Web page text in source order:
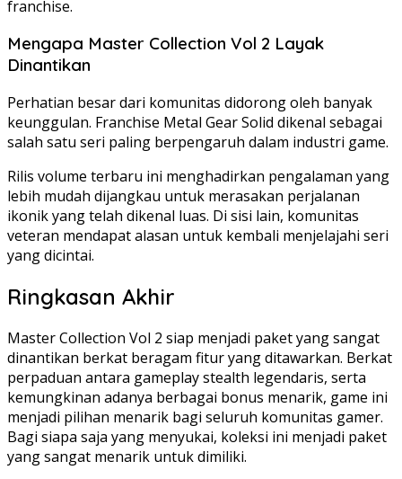
franchise.
Mengapa Master Collection Vol 2 Layak
Dinantikan
Perhatian besar dari komunitas didorong oleh banyak
keunggulan. Franchise Metal Gear Solid dikenal sebagai
salah satu seri paling berpengaruh dalam industri game.
Rilis volume terbaru ini menghadirkan pengalaman yang
lebih mudah dijangkau untuk merasakan perjalanan
ikonik yang telah dikenal luas. Di sisi lain, komunitas
veteran mendapat alasan untuk kembali menjelajahi seri
yang dicintai.
Ringkasan Akhir
Master Collection Vol 2 siap menjadi paket yang sangat
dinantikan berkat beragam fitur yang ditawarkan. Berkat
perpaduan antara gameplay stealth legendaris, serta
kemungkinan adanya berbagai bonus menarik, game ini
menjadi pilihan menarik bagi seluruh komunitas gamer.
Bagi siapa saja yang menyukai, koleksi ini menjadi paket
yang sangat menarik untuk dimiliki.